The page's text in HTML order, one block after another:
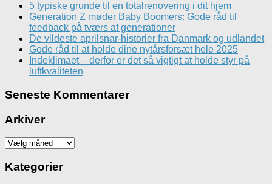
5 typiske grunde til en totalrenovering i dit hjem
Generation Z møder Baby Boomers: Gode råd til
feedback på tværs af generationer
De vildeste aprilsnar-historier fra Danmark og udlandet
Gode råd til at holde dine nytårsforsæt hele 2025
Indeklimaet – derfor er det så vigtigt at holde styr på
luftkvaliteten
Seneste Kommentarer
Arkiver
Arkiver
Kategorier